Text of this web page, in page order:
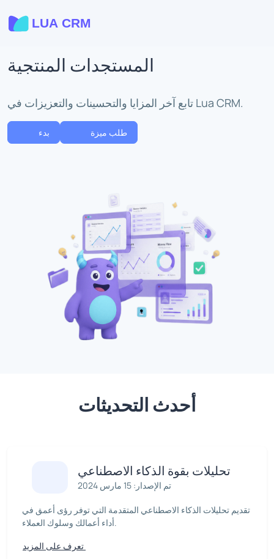
المستجدات المنتجية
تابع آخر المزايا والتحسينات والتعزيزات في Lua CRM.
بدء طلب ميزة
أحدث التحديثات
تحليلات بقوة الذكاء الاصطناعي
تم الإصدار: 15 مارس 2024
تقديم تحليلات الذكاء الاصطناعي المتقدمة التي توفر رؤى أعمق في
أداء أعمالك وسلوك العملاء.